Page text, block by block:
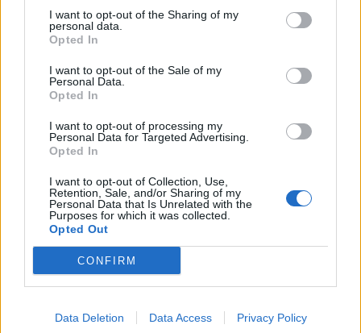
I want to opt-out of the Sharing of my
personal data.
Opted In
I want to opt-out of the Sale of my
Personal Data.
Opted In
I want to opt-out of processing my
Personal Data for Targeted Advertising.
Opted In
I want to opt-out of Collection, Use,
Retention, Sale, and/or Sharing of my
Personal Data that Is Unrelated with the
Purposes for which it was collected.
Opted Out
CONFIRM
Data Deletion Data Access Privacy Policy
#Kovács Tibor
#Németh Róbert
#Kollár Árpád
#Schillinger Gyöngyvér
#Szabó Borbála
#Dr. Ratius
#Máté Gergő
#Jánossy András
#Orcsik Roland
#Purosz Leonidasz
#Róth Elza
#Portörő Péter
#Nagy-Bato Jonatán
#Rátosi Milán
#Fonay Tamás
#Sabater
#Felcser V. Örs
#Nagy Pál